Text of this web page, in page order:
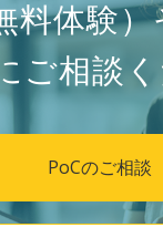
料体験）
ご相談
PoCのご相談